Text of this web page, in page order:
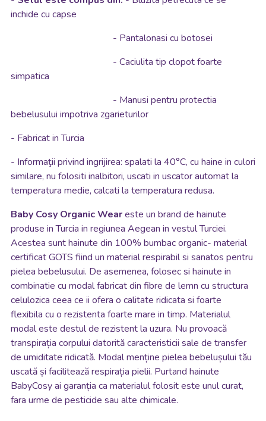
inchide cu capse
- Pantalonasi cu botosei
- Caciulita tip clopot foarte
simpatica
- Manusi pentru protectia
bebelusului impotriva zgarieturilor
- Fabricat in Turcia
- Informaţii privind ingrijirea: spalati la 40°C, cu haine in culori
similare, nu folositi inalbitori, uscati in uscator automat la
temperatura medie, calcati la temperatura redusa.
Baby Cosy Organic Weareste un brand de hainute
produse in Turcia in regiunea Aegean in vestul Turciei.
Acestea sunt hainute din 100% bumbac organic- material
certificat GOTS fiind un material respirabil si sanatos pentru
pielea bebelusului. De asemenea, folosec si hainute in
combinatie cu modal fabricat din fibre de lemn cu structura
celulozica ceea ce ii ofera o calitate ridicata si foarte
flexibila cu o rezistenta foarte mare in timp. Materialul
modal este destul de rezistent la uzura. Nu provoacă
transpirația corpului datorită caracteristicii sale de transfer
de umiditate ridicată. Modal menține pielea bebelușului tău
uscată și facilitează respirația pielii. Purtand hainute
BabyCosy ai garanția ca materialul folosit este unul curat,
fara urme de pesticide sau alte chimicale.